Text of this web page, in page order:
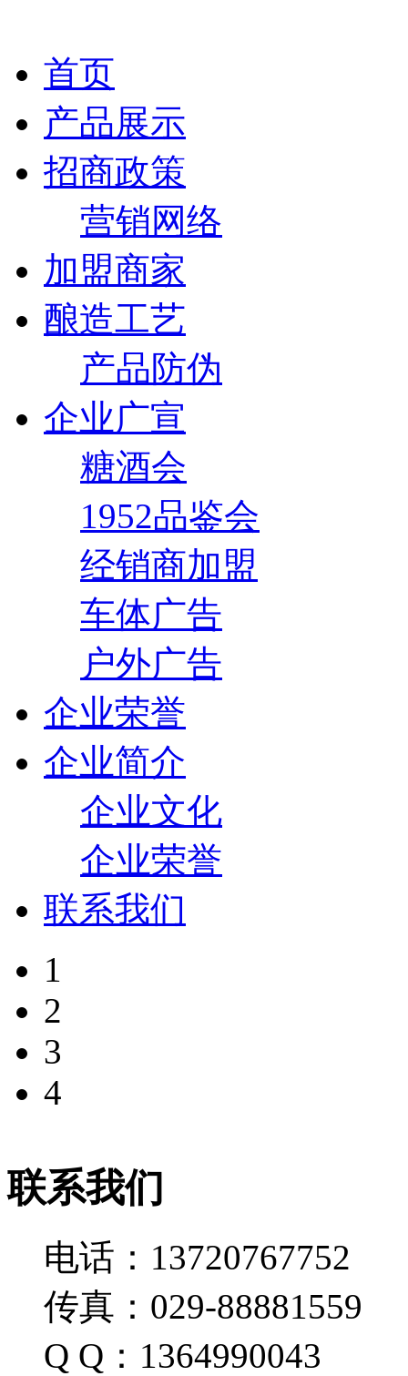
首页
产品展示
招商政策
营销网络
加盟商家
酿造工艺
产品防伪
企业广宣
糖酒会
1952品鉴会
经销商加盟
车体广告
户外广告
企业荣誉
企业简介
企业文化
企业荣誉
联系我们
1
2
3
4
联系我们
电话：13720767752
传真：029-88881559
Q Q：1364990043